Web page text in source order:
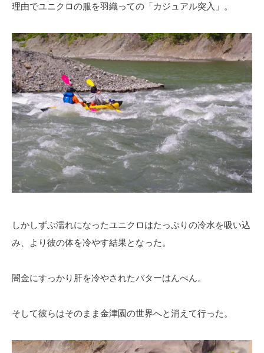
理由でユニクロの服を羽織っての「カジュアル突入」。
しかしずぶ濡れになったユニクロはたっぷりの冷水を吸い込
み、より彼の体を冷やす結果となった。
闇金にすっかり肝を冷やされたバターはんぺん。
そして彼らはそのまま金津園の世界へと消えて行った。